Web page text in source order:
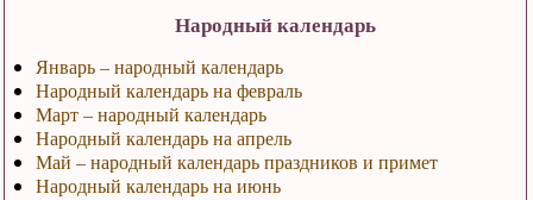
Народный календарь
Январь – народный календарь
Народный календарь на февраль
Март – народный календарь
Народный календарь на апрель
Май – народный календарь праздников и примет
Народный календарь на июнь